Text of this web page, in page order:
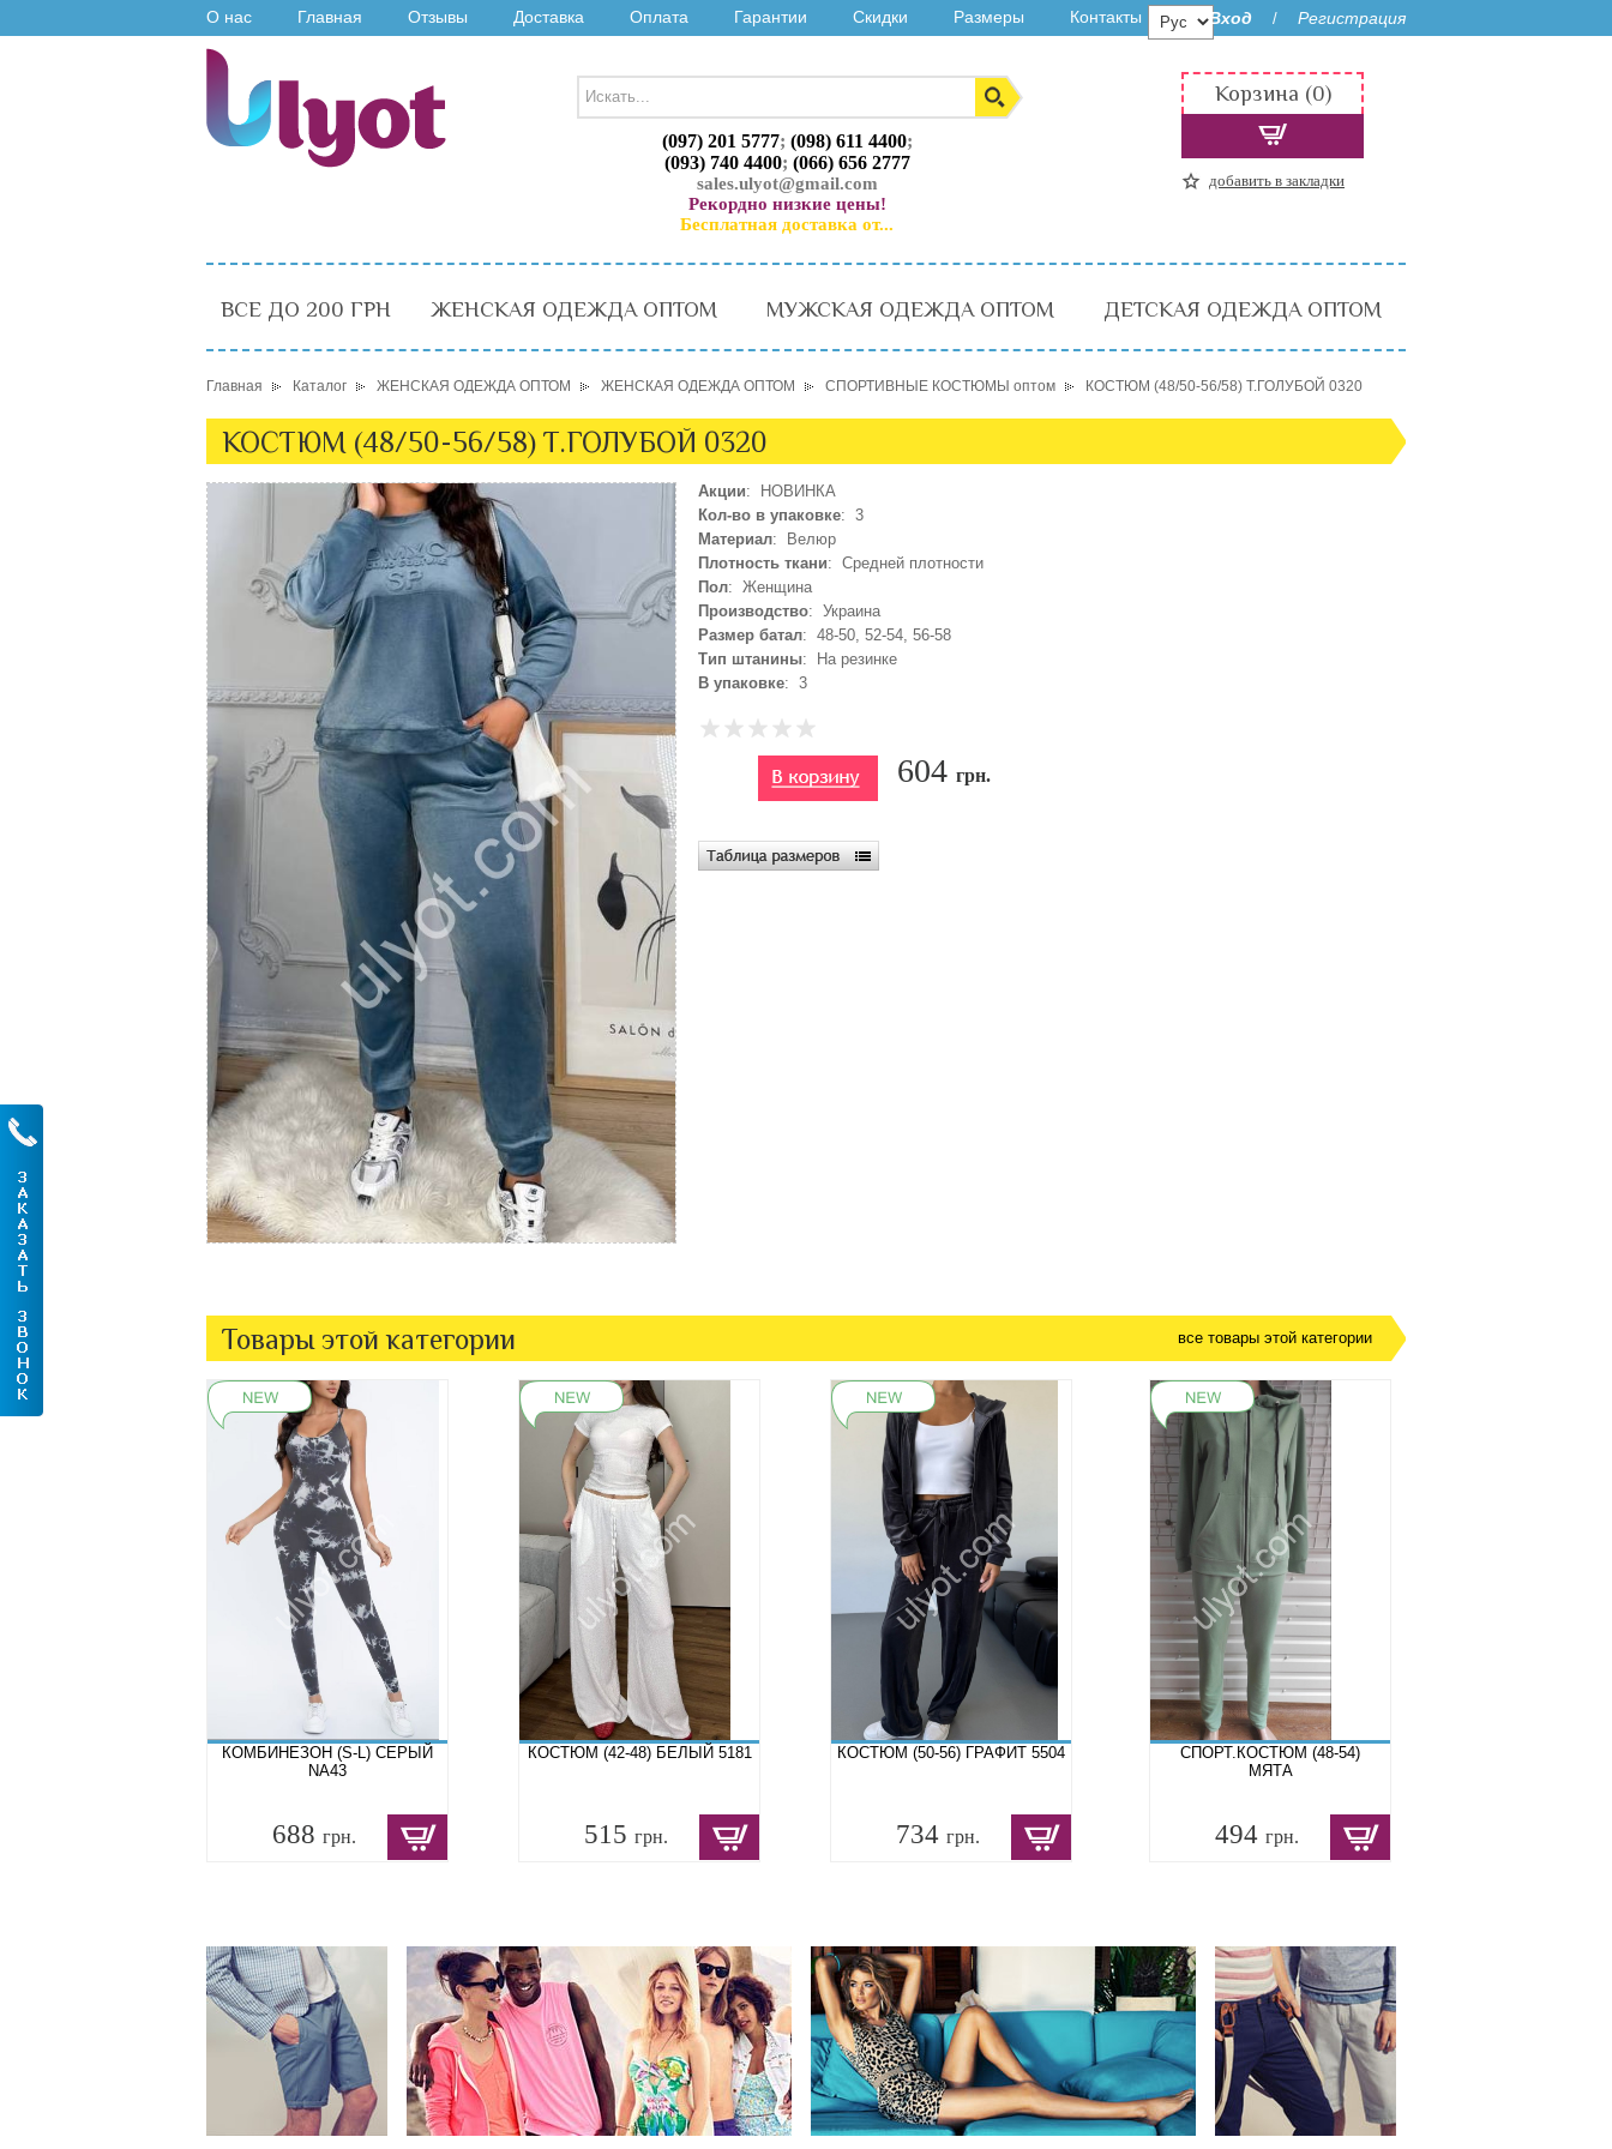
О нас Главная Отзывы Доставка Оплата Гарантии Скидки Размеры Контакты Вход / Регистрация
(097) 201 5777; (098) 611 4400;
(093) 740 4400; (066) 656 2777
sales.ulyot@gmail.com
Рекордно низкие цены!
Бесплатная доставка от...
Корзина (0)
добавить в закладки
ВСЕ ДО 200 ГРН ЖЕНСКАЯ ОДЕЖДА ОПТОМ МУЖСКАЯ ОДЕЖДА ОПТОМ ДЕТСКАЯ ОДЕЖДА ОПТОМ
Главная Каталог ЖЕНСКАЯ ОДЕЖДА ОПТОМ ЖЕНСКАЯ ОДЕЖДА ОПТОМ СПОРТИВНЫЕ КОСТЮМЫ оптом КОСТЮМ (48/50-56/58) Т.ГОЛУБОЙ 0320
КОСТЮМ (48/50-56/58) Т.ГОЛУБОЙ 0320
Акции: НОВИНКА
Кол-во в упаковке: 3
Материал: Велюр
Плотность ткани: Средней плотности
Пол: Женщина
Производство: Украина
Размер батал: 48-50, 52-54, 56-58
Тип штанины: На резинке
В упаковке: 3
604 грн.
Товары этой категории все товары этой категории
КОМБИНЕЗОН (S-L) СЕРЫЙ
NA43
688 грн.
КОСТЮМ (42-48) БЕЛЫЙ 5181
515 грн.
КОСТЮМ (50-56) ГРАФИТ 5504
734 грн.
СПОРТ.КОСТЮМ (48-54)
МЯТА
494 грн.